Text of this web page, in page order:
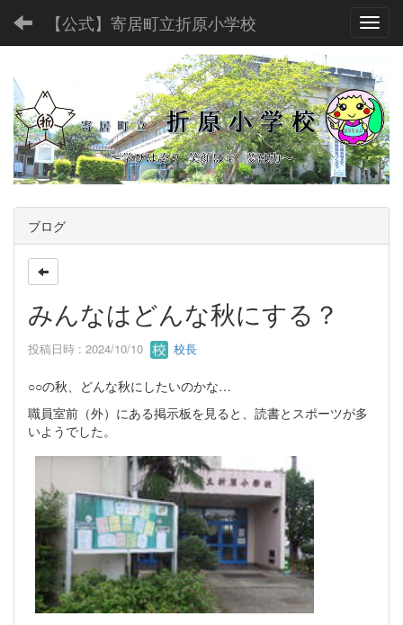
【公式】寄居町立折原小学校
ブログ
みんなはどんな秋にする？
投稿日時 : 2024/10/10 校長
○○の秋、どんな秋にしたいのかな…
職員室前（外）にある掲示板を見ると、読書とスポーツが多
いようでした。